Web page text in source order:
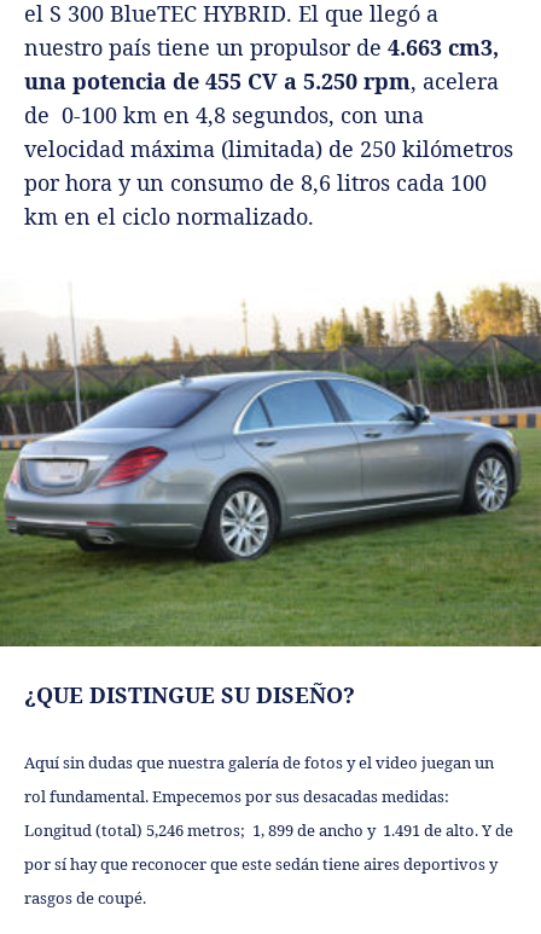
el S 300 BlueTEC HYBRID. El que llegó a
nuestro país tiene un propulsor de 4.663 cm3,
una potencia de 455 CV a 5.250 rpm, acelera
de 0-100 km en 4,8 segundos, con una
velocidad máxima (limitada) de 250 kilómetros
por hora y un consumo de 8,6 litros cada 100
km en el ciclo normalizado.
¿QUE DISTINGUE SU DISEÑO?
Aquí sin dudas que nuestra galería de fotos y el video juegan un
rol fundamental.Empecemos por sus desacadas medidas:
Longitud (total) 5,246 metros; 1, 899 de ancho y 1.491 de alto. Y de
por sí hay que reconocer que este sedán tiene aires deportivos y
rasgos de coupé.